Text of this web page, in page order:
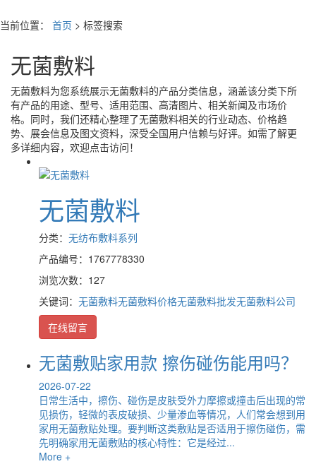
当前位置： 首页 > 标签搜索
无菌敷料
无菌敷料为您系统展示无菌敷料的产品分类信息，涵盖该分类下所
有产品的用途、型号、适用范围、高清图片、相关新闻及市场价
格。同时，我们还精心整理了无菌敷料相关的行业动态、价格趋
势、展会信息及图文资料，深受全国用户信赖与好评。如需了解更
多详细内容，欢迎点击访问！
无菌敷料
分类： 无纺布敷料系列
产品编号：1767778330
浏览次数：127
关键词： 无菌敷料无菌敷料价格无菌敷料批发无菌敷料公司
在线留言
无菌敷贴家用款 擦伤碰伤能用吗？
2026-07-22
日常生活中，擦伤、碰伤是皮肤受外力摩擦或撞击后出现的常
见损伤，轻微的表皮破损、少量渗血等情况，人们常会想到用
家用无菌敷贴处理。要判断这类敷贴是否适用于擦伤碰伤，需
先明确家用无菌敷贴的核心特性：它是经过...
More +